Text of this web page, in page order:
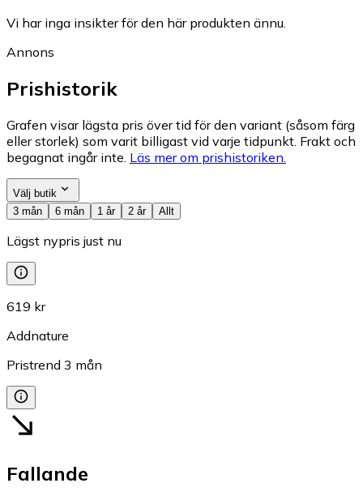
Vi har inga insikter för den här produkten ännu.
Annons
Prishistorik
Grafen visar lägsta pris över tid för den variant (såsom färg
eller storlek) som varit billigast vid varje tidpunkt. Frakt och
begagnat ingår inte. Läs mer om prishistoriken.
Välj butik
3 mån
6 mån 1 år 2 år Allt
Lägst nypris just nu
619 kr
Addnature
Pristrend 3 mån
Fallande